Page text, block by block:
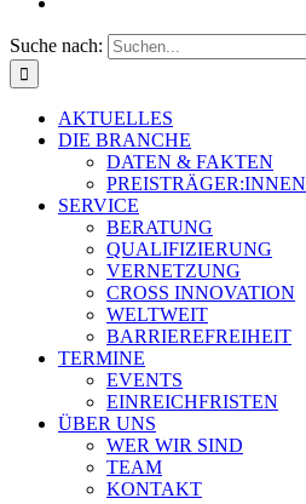
Suche nach:
AKTUELLES
DIE BRANCHE
DATEN & FAKTEN
PREISTRÄGER:INNEN
SERVICE
BERATUNG
QUALIFIZIERUNG
VERNETZUNG
CROSS INNOVATION
WELTWEIT
BARRIEREFREIHEIT
TERMINE
EVENTS
EINREICHFRISTEN
ÜBER UNS
WER WIR SIND
TEAM
KONTAKT